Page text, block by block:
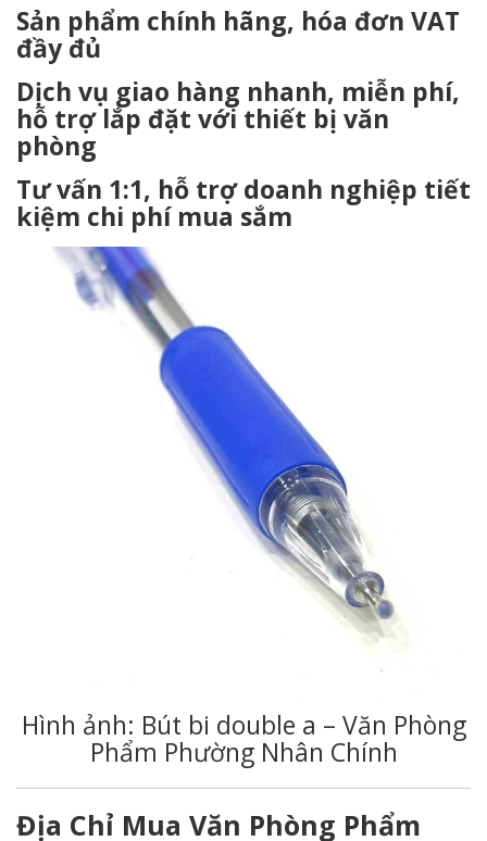
Sản phẩm chính hãng, hóa đơn VAT
đầy đủ
Dịch vụ giao hàng nhanh, miễn phí,
hỗ trợ lắp đặt với thiết bị văn
phòng
Tư vấn 1:1, hỗ trợ doanh nghiệp tiết
kiệm chi phí mua sắm
Hình ảnh: Bút bi double a – Văn Phòng
Phẩm Phường Nhân Chính
Địa Chỉ Mua Văn Phòng Phẩm